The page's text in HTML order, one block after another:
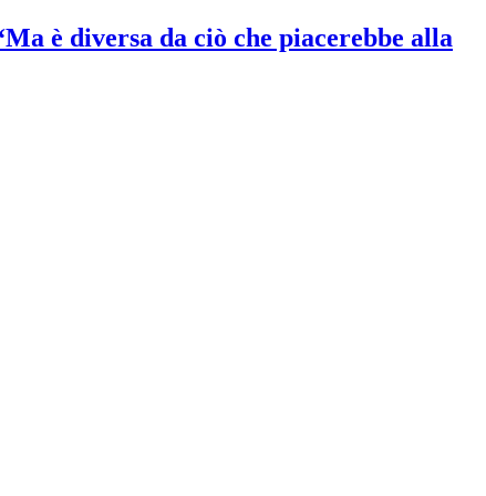
è diversa da ciò che piacerebbe alla